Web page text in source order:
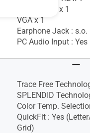
HDMI(v1.4) x 1
VGA x 1
Earphone Jack : s.o.
PC Audio Input : Yes
Trace Free
SPLENDID
Color Temp.
QuickFit : Yes
Grid)